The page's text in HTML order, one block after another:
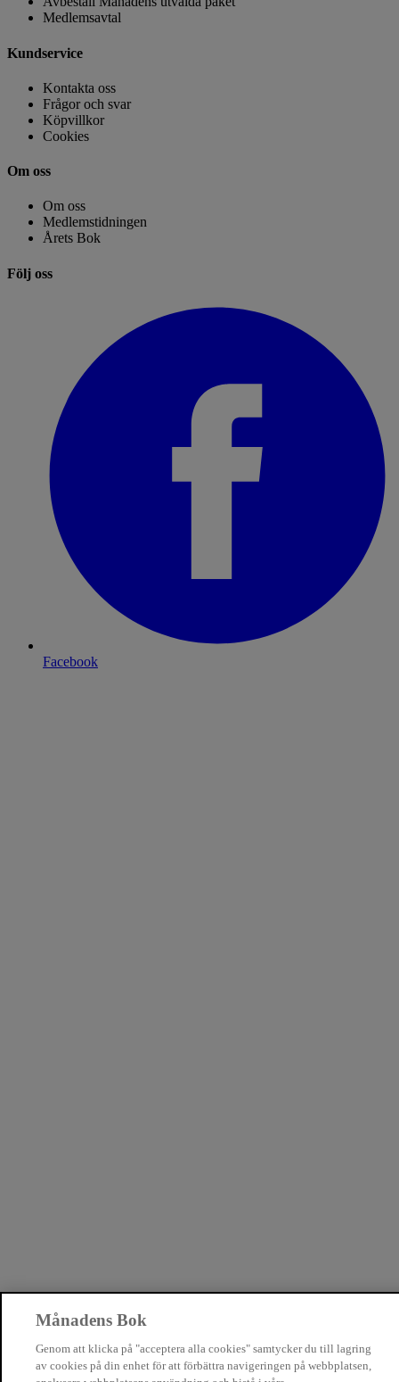
Medlemsavtal
Kundservice
Kontakta oss
Frågor och svar
Köpvillkor
Cookies
Om oss
Om oss
Medlemstidningen
Årets Bok
Följ oss
Facebook
Månadens Bok
Genom att klicka på "acceptera alla cookies" samtycker du till lagring
av cookies på din enhet för att förbättra navigeringen på webbplatsen,